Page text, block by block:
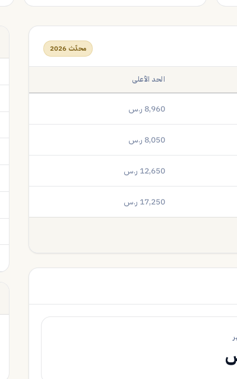
محدّث 2026
الحد الأعلى
8,960 ر.س
8,050 ر.س
12,650 ر.س
17,250 ر.س